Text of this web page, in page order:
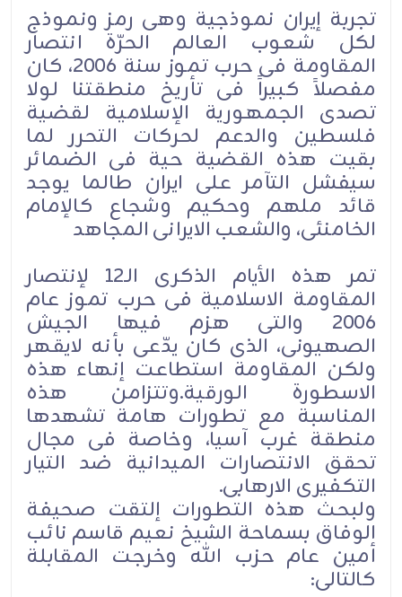
تجربة إیران نموذجیة وهی رمز ونموذج
لکل شعوب العالم الحرّة انتصار
المقاومة فی حرب تموز سنة 2006، کان
مفصلاً کبیراً فی تأریخ منطقتنا لولا
تصدی الجمهوریة الإسلامیة لقضیة
فلسطین والدعم لحرکات التحرر لما
بقیت هذه القضیة حیة فی الضمائر
سیفشل التآمر على ایران طالما یوجد
قائد ملهم وحکیم وشجاع کالإمام
الخامنئی، والشعب الایرانی المجاهد
تمر هذه الأیام الذکرى الـ12 لإنتصار
المقاومة الاسلامیة فی حرب تموز عام
2006 والتی هزم فیها الجیش
الصهیونی، الذی کان یدّعی بأنه لایقهر
ولکن المقاومة استطاعت إنهاء هذه
الاسطورة الورقیة.وتتزامن هذه
المناسبة مع تطورات هامة تشهدها
منطقة غرب آسیا، وخاصة فی مجال
تحقق الانتصارات المیدانیة ضد التیار
التکفیری الارهابی.
ولبحث هذه التطورات إلتقت صحیفة
الوفاق بسماحة الشیخ نعیم قاسم نائب
أمین عام حزب الله وخرجت المقابلة
کالتالی: